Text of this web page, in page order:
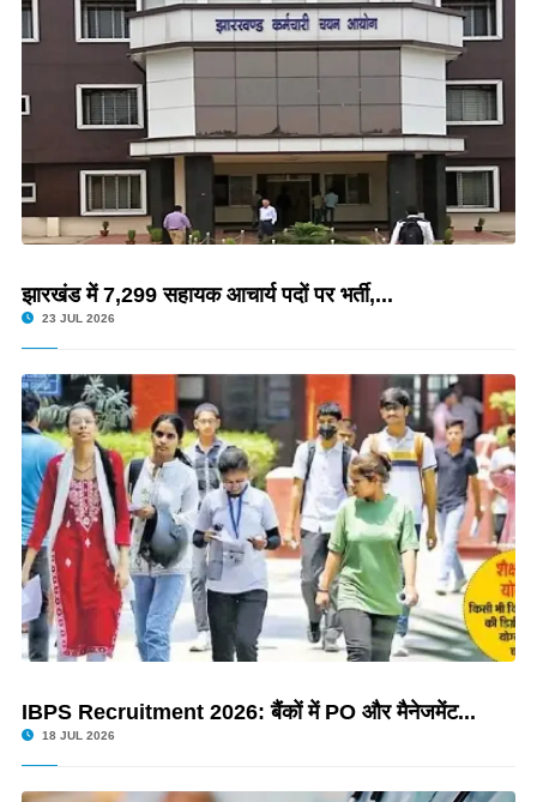
झारखंड में 7,299 सहायक आचार्य पदों पर भर्ती,...
23 JUL 2026
IBPS Recruitment 2026: बैंकों में PO और मैनेजमेंट...
18 JUL 2026